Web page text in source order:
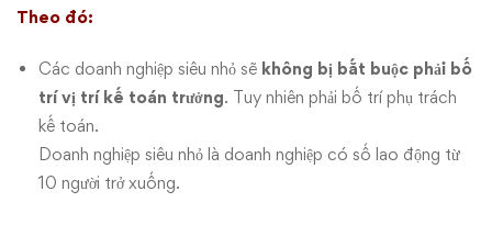
Theo đó:
Các doanh nghiệp siêu nhỏ sẽ không bị bắt buộc phải bố
trí vị trí kế toán trưởng. Tuy nhiên phải bố trí phụ trách
kế toán.
Doanh nghiệp siêu nhỏ là doanh nghiệp có số lao động từ
10 người trở xuống.